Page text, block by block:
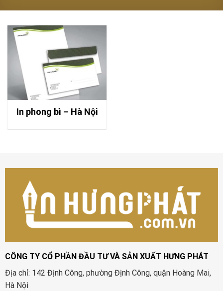
In phong bì – Hà Nội
CÔNG TY CỔ PHẦN ĐẦU TƯ VÀ SẢN XUẤT HƯNG PHÁT
Địa chỉ: 142 Định Công, phường Định Công, quận Hoàng Mai,
Hà Nội